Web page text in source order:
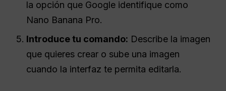
la opción que Google identifique como
Nano Banana Pro.
Introduce tu comando: Describe la imagen
que quieres crear o sube una imagen
cuando la interfaz te permita editarla.